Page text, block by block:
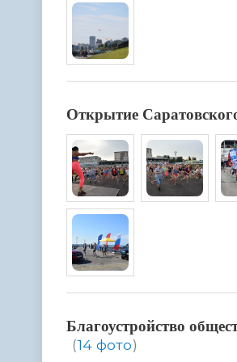
Открытие
Благоустройство
(14 фото)